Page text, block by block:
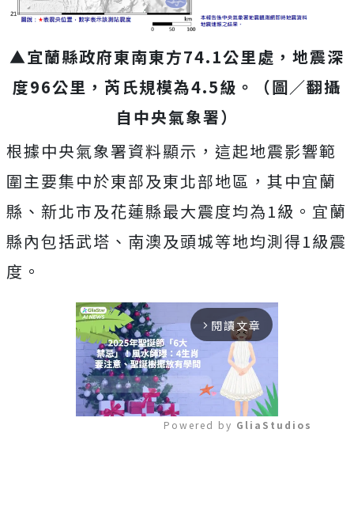
▲宜蘭縣政府東南東方74.1公里處，地震深
度96公里，芮氏規模為4.5級。（圖／翻攝
自中央氣象署）
根據中央氣象署資料顯示，這起地震影響範
圍主要集中於東部及東北部地區，其中宜蘭
縣、新北市及花蓮縣最大震度均為1級。宜蘭
縣內包括武塔、南澳及頭城等地均測得1級震
度。
arrow_forward_ios 閱讀文章
Powered by GliaStudios